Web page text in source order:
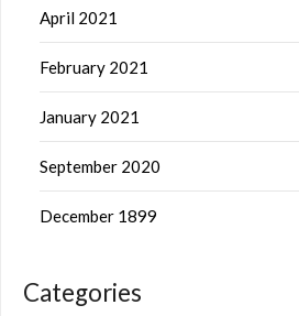
April 2021
February 2021
January 2021
September 2020
December 1899
Categories